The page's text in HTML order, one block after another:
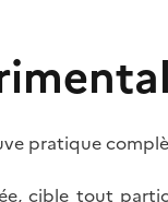
pratique
cible tout